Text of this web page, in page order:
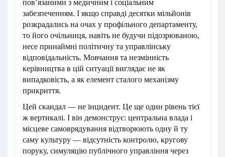
пов’язаними з медичним і соціальним
забезпеченням. І якщо справді десятки мільйонів
розкрадались на очах у профільного департаменту,
то його очільниця, навіть не будучи підозрюваною,
несе принаймні політичну та управлінську
відповідальність. Мовчання та незмінність
керівництва в цій ситуації виглядає не як
випадковість, а як елемент сталого механізму
прикриття.
Цей скандал — не інцидент. Це ще один рівень тієї
ж вертикалі. І він демонструє: центральна влада і
місцеве самоврядування відтворюють одну й ту
саму культуру — відсутність контролю, кругову
поруку, симуляцію публічного управління через